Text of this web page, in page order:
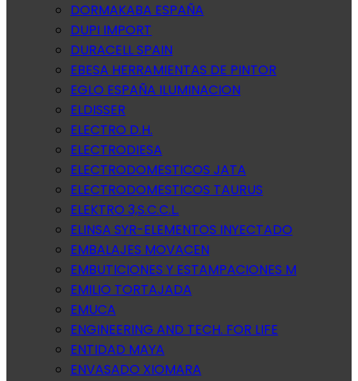
DORMAKABA ESPAÑA
DUPI IMPORT
DURACELL SPAIN
EBESA HERRAMIENTAS DE PINTOR
EGLO ESPAÑA ILUMINACION
ELDISSER
ELECTRO D.H.
ELECTRODIESA
ELECTRODOMESTICOS JATA
ELECTRODOMESTICOS TAURUS
ELEKTRO 3,S.C.C.L.
ELINSA SYR-ELEMENTOS INYECTADO
EMBALAJES MOVACEN
EMBUTICIONES Y ESTAMPACIONES M
EMILIO TORTAJADA
EMUCA
ENGINEERING AND TECH. FOR LIFE
ENTIDAD MAYA
ENVASADO XIOMARA